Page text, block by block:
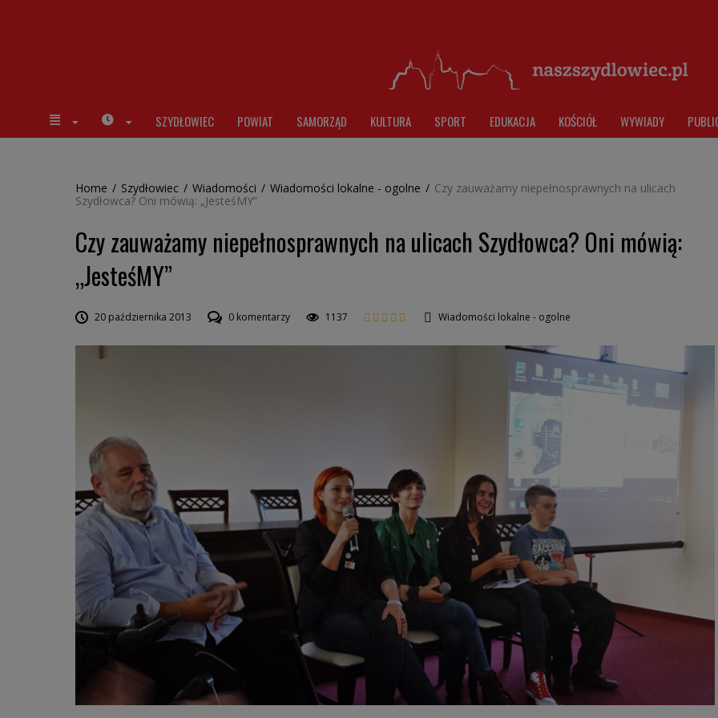
SZYDŁOWIEC POWIAT SAMORZĄD KULTURA SPORT EDUKACJA KOŚCIÓŁ WYWIADY
Home / Szydłowiec / Wiadomości / Wiadomości lokalne - ogolne / Czy zauważamy niepełnosprawnych na ulicach
Szydłowca? Oni mówią: „JesteśMY”
Czy zauważamy niepełnosprawnych na ulicach Szydłowca? Oni mówią:
„JesteśMY”
20 października 2013 0 komentarzy 1137 Wiadomości lokalne - ogolne